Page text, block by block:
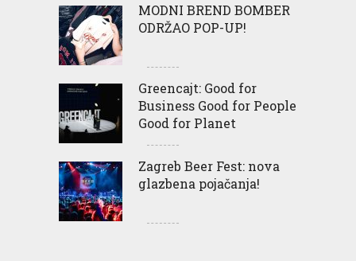
MODNI BREND BOMBER
ODRŽAO POP-UP!
Greencajt: Good for
Business Good for People
Good for Planet
Zagreb Beer Fest: nova
glazbena pojačanja!